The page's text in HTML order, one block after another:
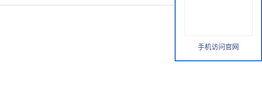
手机访问官网